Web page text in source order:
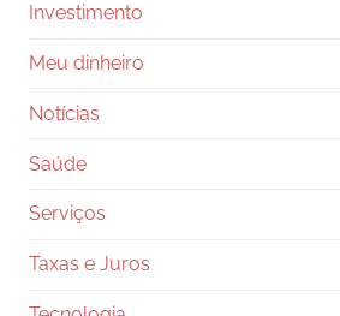
Investimento
Meu dinheiro
Notícias
Saúde
Serviços
Taxas e Juros